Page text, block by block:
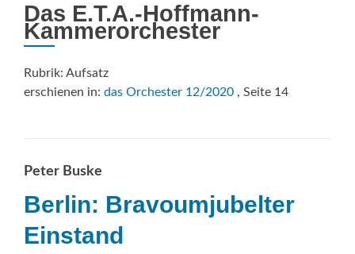
Das E.T.A.-Hoffmann-
Kammerorchester
Rubrik: Aufsatz
erschienen in: das Orchester 12/2020 , Seite 14
Peter Buske
Berlin: Bravoumjubelter
Einstand